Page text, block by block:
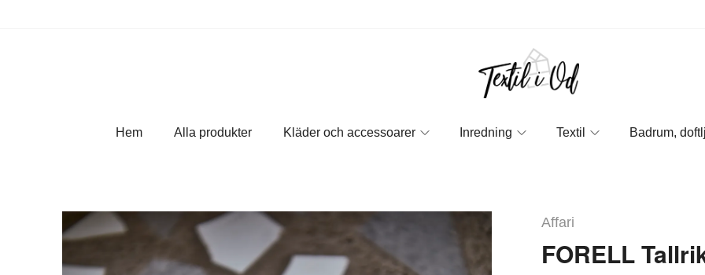
Hem Alla produkter Kläder och accessoarer Inredning Textil Badrum,
Affari
FORELL